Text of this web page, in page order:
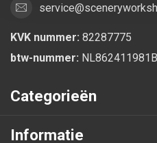
KVK nummer: 82287775
btw-nummer:
Categorieën
Informatie